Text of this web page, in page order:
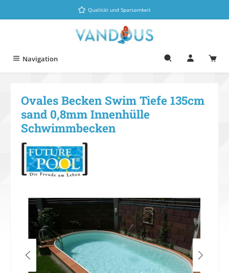
Zum Hauptinhalt springenQualität und Sparsamkeit
Navigation
Ovales Becken Swim Tiefe 135cm
sand 0,8mm Innenhülle
Schwimmbecken
Bildergalerie überspringen